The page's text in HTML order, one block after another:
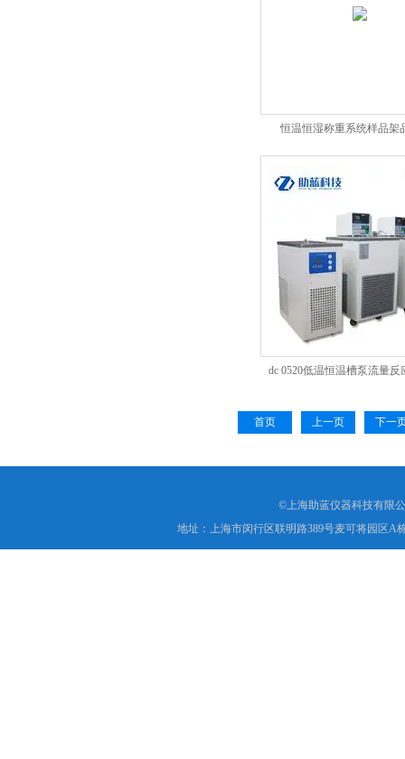
恒温恒湿称重系统样品架
dc 0520低温恒温槽泵流量反
首页 上一页 下一
©上海助蓝仪器科技有限
地址：上海市闵行区联明路389号麦可将园区A